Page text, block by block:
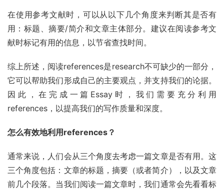
在使用参考文献时，可以从以下几个角度来判断其是否有
用：标题、摘要/简介和文章主体部分。建议在阅读参考文
献时标记有用的信息，以节省查找时间。
综上所述，阅读references是research不可缺少的一部分，
它可以帮助我们形成自己的主要观点，并支持我们的论据。
因此，在完成一篇Essay时，我们需要充分利用
references，以提高我们的写作质量和深度。
怎么有效地利用references？
通常来说，人们会从三个角度去考虑一篇文章是否有用。这
三个角度包括：文章的标题，摘要（或者简介），以及文章
前几个段落。当我们阅读一篇文章时，我们通常会先看看标